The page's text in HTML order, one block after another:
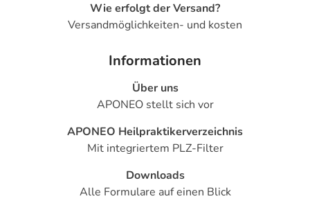
Wie erfolgt der Versand?
Versandmöglichkeiten- und kosten
Informationen
Über uns
APONEO stellt sich vor
APONEO Heilpraktikerverzeichnis
Mit integriertem PLZ-Filter
Downloads
Alle Formulare auf einen Blick